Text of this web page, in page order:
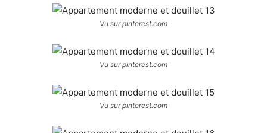
Vu sur pinterest.com
Vu sur pinterest.com
Vu sur pinterest.com